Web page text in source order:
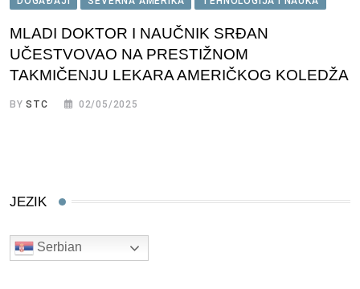
MLADI DOKTOR I NAUČNIK SRĐAN
UČESTVOVAO NA PRESTIŽNOM
TAKMIČENJU LEKARA AMERIČKOG KOLEDŽA
BYSTC 02/05/2025
JEZIK
Serbian